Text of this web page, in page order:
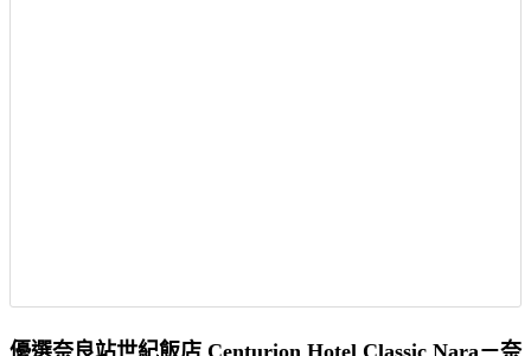
優選奈良站世紀飯店 Centurion Hotel Classic Nara－奈